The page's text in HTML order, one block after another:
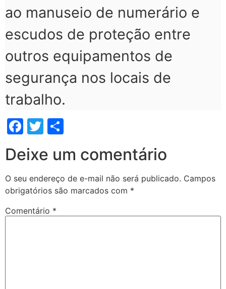
ao manuseio de numerário e
escudos de proteção entre
outros equipamentos de
segurança nos locais de
trabalho.
Facebook
Twitter
Deixe um comentário
O seu endereço de e-mail não será publicado. Campos
obrigatórios são marcados com *
Comentário *